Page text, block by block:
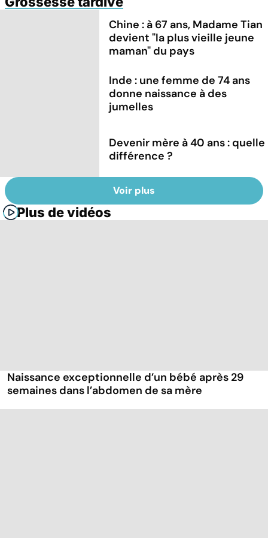
Chine : à 67 ans, Madame Tian
devient "la plus vieille jeune
maman" du pays
Inde : une femme de 74 ans
donne naissance à des
jumelles
Devenir mère à 40 ans : quelle
différence ?
Voir plus
Plus de vidéos
Naissance exceptionnelle d’un bébé après 29
semaines dans l’abdomen de sa mère